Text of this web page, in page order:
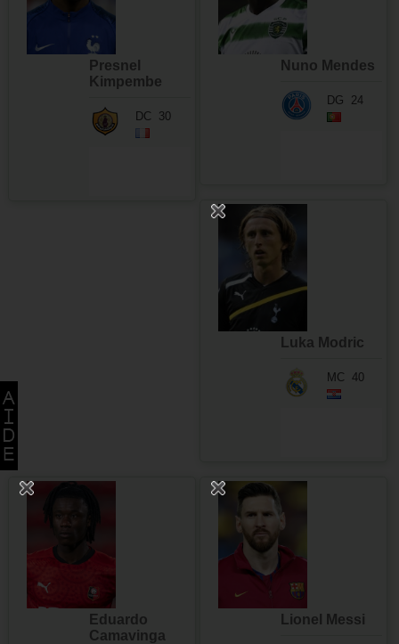
Presnel
Kimpembe
DC 30
Nuno Mendes
DG 24
Luka Modric
MC 40
Eduardo
Camavinga
Lionel Messi